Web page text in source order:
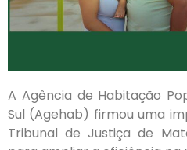
A Agência de Habitação
Sul (Agehab) firmou uma
Tribunal de Justiça de